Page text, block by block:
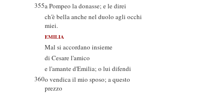
355a Pompeo la donasse; e le direi
ch'è bella anche nel duolo agli occhi
miei.
EMILIA
Mal si accordano insieme
di Cesare l'amico
e l'amante d'Emilia; o lui difendi
360o vendica il mio sposo; a questo
prezzo